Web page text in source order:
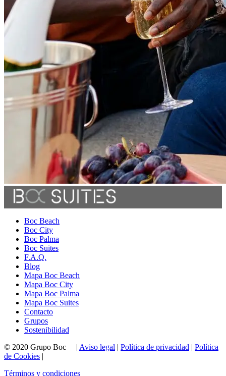
Boc Beach
Boc City
Boc Palma
Boc Suites
F.A.Q.
Blog
Mapa Boc Beach
Mapa Boc City
Mapa Boc Palma
Mapa Boc Suites
Contacto
Grupos
Sostenibilidad
© 2020 Grupo Boc | Aviso legal | Política de privacidad | Política
de Cookies |
Términos y condiciones